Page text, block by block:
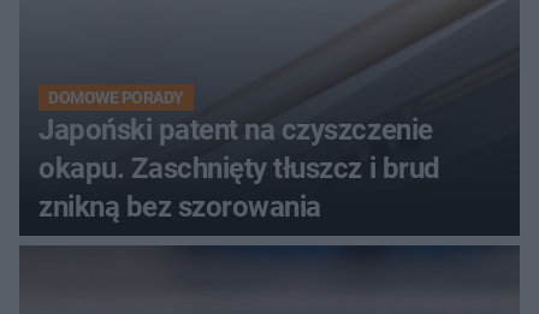
DOMOWE PORADY
Japoński patent na czyszczenie
okapu. Zaschnięty tłuszcz i brud
znikną bez szorowania